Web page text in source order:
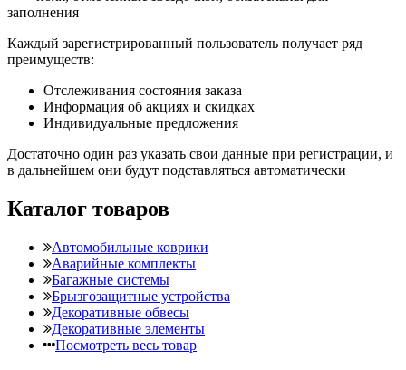
заполнения
Каждый зарегистрированный пользователь получает ряд
преимуществ:
Отслеживания состояния заказа
Информация об акциях и скидках
Индивидуальные предложения
Достаточно один раз указать свои данные при регистрации, и
в дальнейшем они будут подставляться автоматически
Каталог товаров
Автомобильные коврики
Аварийные комплекты
Багажные системы
Брызгозащитные устройства
Декоративные обвесы
Декоративные элементы
Посмотреть весь товар